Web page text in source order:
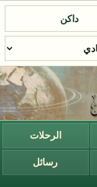
داكن
الرحلات
رسائل